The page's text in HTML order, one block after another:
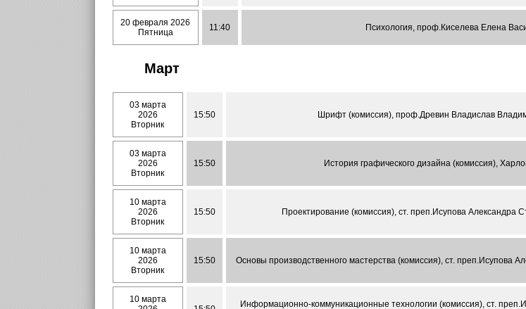
20 февраля 2026
Пятница
11:40 Психология, проф.Киселева Елена
Март
03 марта
2026
Вторник
15:50 Шрифт (комиссия), проф.Древин Владислав
03 марта
2026
Вторник
15:50 История графического дизайна (комиссия),
10 марта
2026
Вторник
15:50 Проектирование (комиссия), ст. преп.Исупова Александра
10 марта
2026
Вторник
15:50 Основы производственного мастерства (комиссия), ст. преп.Исупова
10 марта
Информационно-коммуникационные технологии (комиссия), ст.